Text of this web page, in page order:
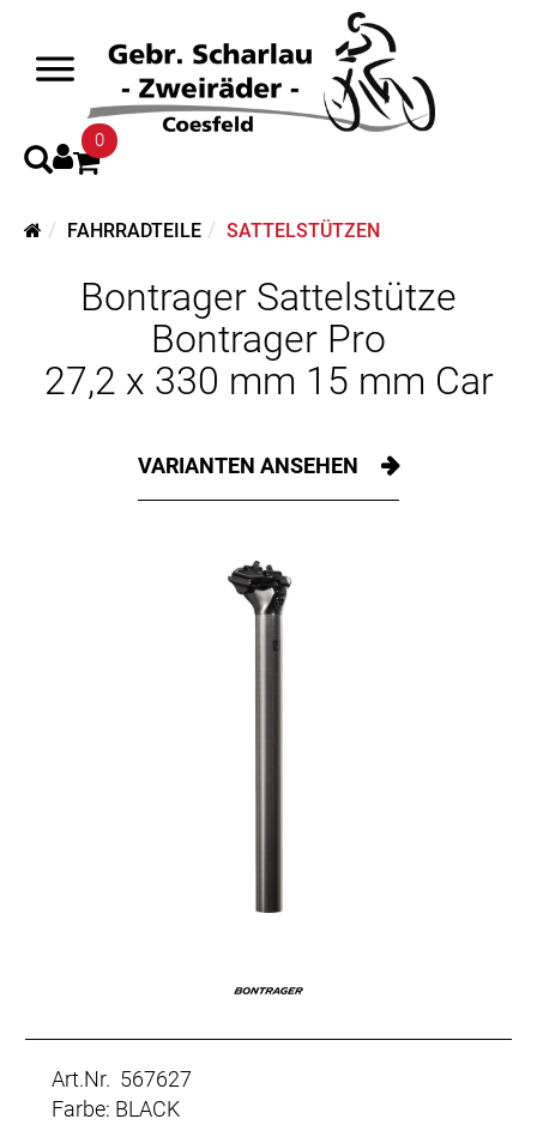
0
FAHRRADTEILE SATTELSTÜTZEN
Bontrager Sattelstütze
Bontrager Pro
27,2 x 330 mm 15 mm Car
VARIANTEN ANSEHEN
Art.Nr. 567627
Farbe: BLACK